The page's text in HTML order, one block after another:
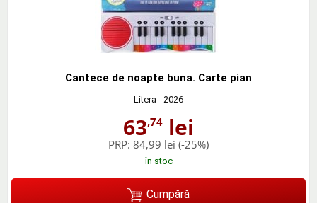
Cantece de noapte buna. Carte pian
Litera - 2026
63,74 lei
PRP: 84,99 lei (-25%)
în stoc
Cumpără